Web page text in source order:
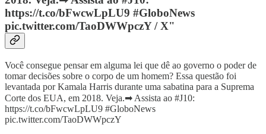
https://t.co/bFwcwLpLU9 #GloboNews
pic.twitter.com/TaoDWWpczY / X"
Você consegue pensar em alguma lei que dê ao governo o poder de
tomar decisões sobre o corpo de um homem? Essa questão foi
levantada por Kamala Harris durante uma sabatina para a Suprema
Corte dos EUA, em 2018. Veja.➡ Assista ao #J10:
https://t.co/bFwcwLpLU9 #GloboNews
pic.twitter.com/TaoDWWpczY